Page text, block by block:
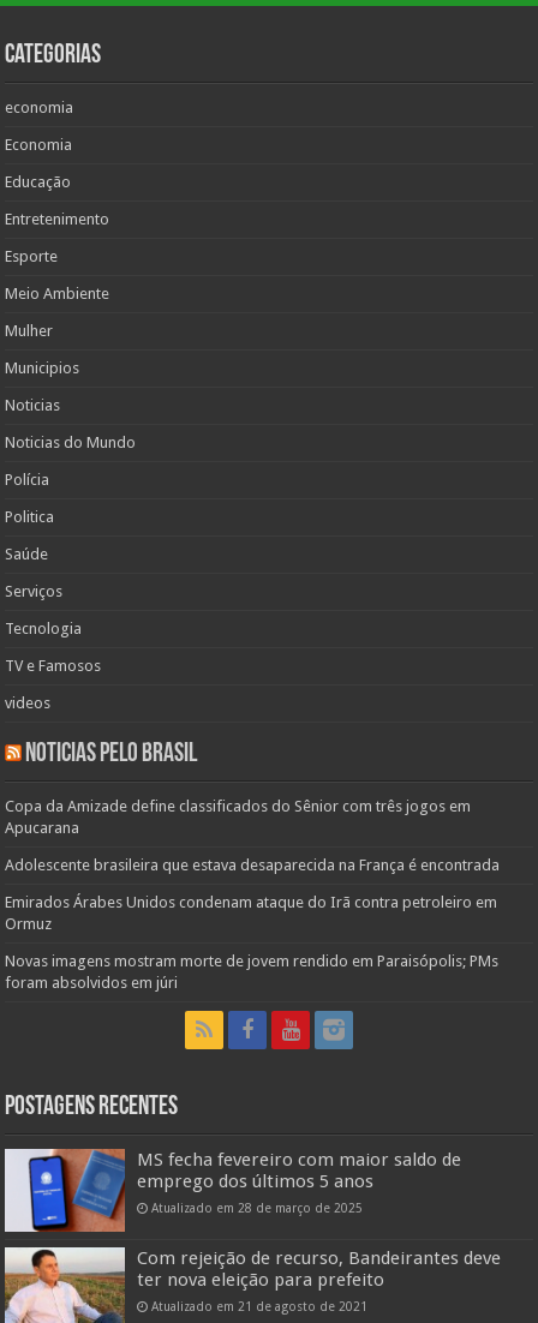
Categorias
economia
Economia
Educação
Entretenimento
Esporte
Meio Ambiente
Mulher
Municipios
Noticias
Noticias do Mundo
Polícia
Politica
Saúde
Serviços
Tecnologia
TV e Famosos
videos
Noticias pelo Brasil
Copa da Amizade define classificados do Sênior com três jogos em
Apucarana
Adolescente brasileira que estava desaparecida na França é encontrada
Emirados Árabes Unidos condenam ataque do Irã contra petroleiro em
Ormuz
Novas imagens mostram morte de jovem rendido em Paraisópolis; PMs
foram absolvidos em júri
Postagens Recentes
MS fecha fevereiro com maior saldo de
emprego dos últimos 5 anos
Atualizado em 28 de março de 2025
Com rejeição de recurso, Bandeirantes deve
ter nova eleição para prefeito
Atualizado em 21 de agosto de 2021